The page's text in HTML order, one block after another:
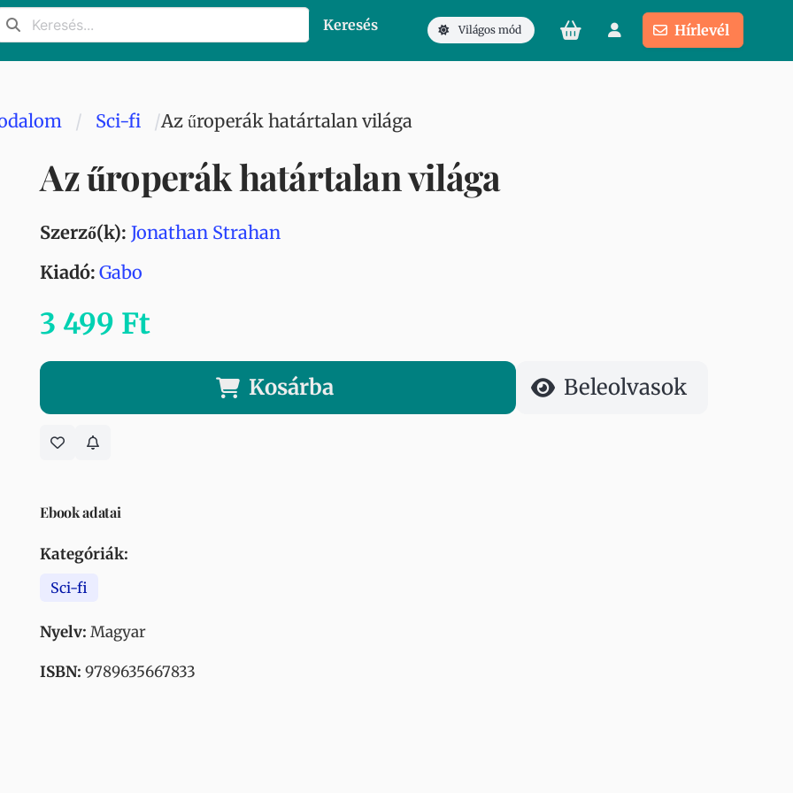
Keresés Világos mód Hírlevél
Sci-fi Az űroperák határtalan világa
Az űroperák határtalan világa
Szerző(k): Jonathan Strahan
Kiadó: Gabo
3 499 Ft
Kosárba Beleolvasok
Ebook adatai
Kategóriák:
Sci-fi
Nyelv: Magyar
ISBN: 9789635667833